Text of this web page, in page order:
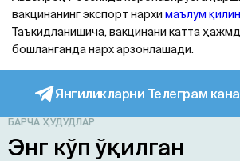
вакцинанинг экспорт нархи маълум
Таъкидланишича, вакцинани катта
бошланганда нарх арзонлашади.
Янгиликларни Телеграм
БАРЧА ҲУДУДЛАР
Энг кўп ўқилган